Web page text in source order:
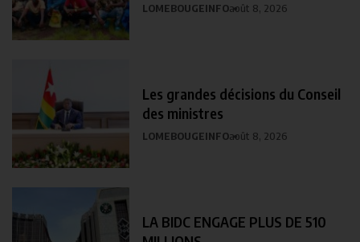
LOMEBOUGEINFOaoût 8, 2026
Les grandes décisions du Conseil
des ministres
LOMEBOUGEINFOaoût 8, 2026
LA BIDC ENGAGE PLUS DE 510